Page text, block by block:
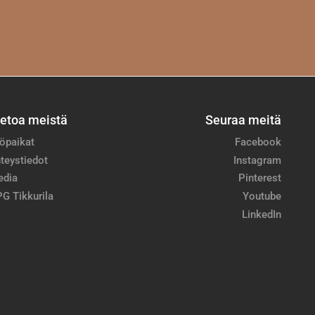
meistä
Tikkurila
Seuraa meitä
Facebook
Instagram
Pinterest
Youtube
LinkedIn